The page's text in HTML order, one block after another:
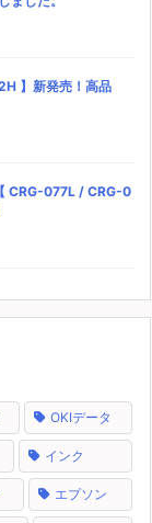
】新発売！高品
CRG-077L / CRG-0
OKIデータ
インク
エプソン